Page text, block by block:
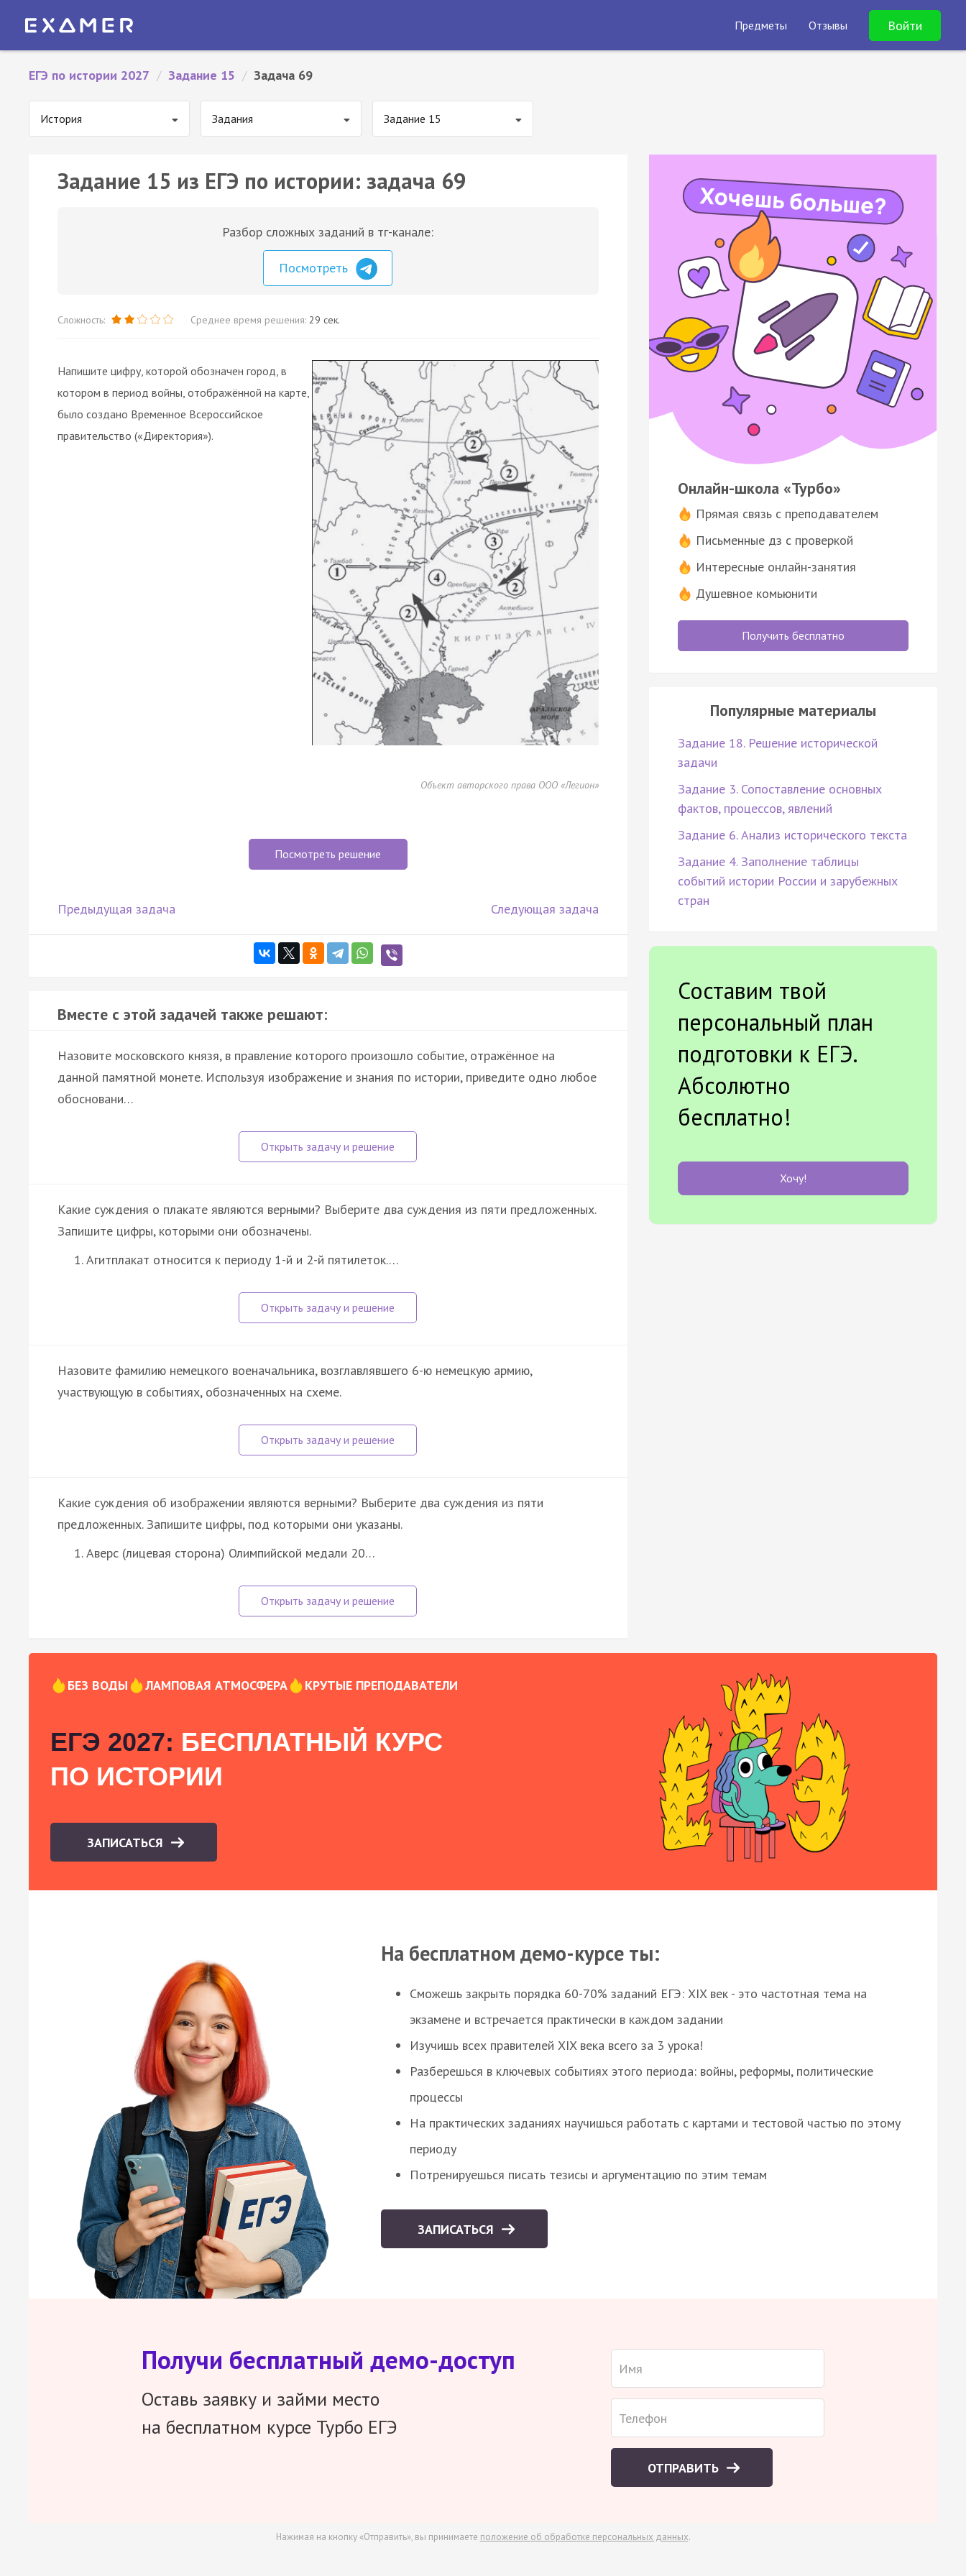
Предметы Отзывы Войти
ЕГЭ по истории 2027 / Задание 15 / Задача 69
История Задания Задание 15
Задание 15 из ЕГЭ по истории: задача 69
Разбор сложных заданий в тг-канале:
Посмотреть
Сложность: Среднее время решения: 29 сек.
Напишите цифру, которой обозначен город, в
котором в период войны, отображённой на карте,
было создано Временное Всероссийское
правительство («Директория»).
Объект авторского права ООО «Легион»
Посмотреть решение
Предыдущая задача Следующая задача
Вместе с этой задачей также решают:
Назовите московского князя, в правление которого произошло событие, отражённое на
данной памятной монете. Используя изображение и знания по истории, приведите одно любое
обосновани…
Какие суждения о плакате являются верными? Выберите два суждения из пяти предложенных.
Запишите цифры, которыми они обозначены.
Агитплакат относится к периоду 1-й и 2-й пятилеток.…
Назовите фамилию немецкого военачальника, возглавлявшего 6-ю немецкую армию,
участвующую в событиях, обозначенных на схеме.
Какие суждения об изображении являются верными? Выберите два суждения из пяти
предложенных. Запишите цифры, под которыми они указаны.
Аверс (лицевая сторона) Олимпийской медали 20…
Онлайн-школа «Турбо»
Прямая связь с преподавателем
Письменные дз с проверкой
Интересные онлайн-занятия
Душевное комьюнити
Получить бесплатно
Популярные материалы
Задание 18. Решение исторической
задачи
Задание 3. Сопоставление основных
фактов, процессов, явлений
Задание 6. Анализ исторического текста
Задание 4. Заполнение таблицы
событий истории России и зарубежных
стран
Составим твой
персональный план
подготовки к ЕГЭ.
Абсолютно
бесплатно!
Хочу!
БЕЗ ВОДЫ ЛАМПОВАЯ АТМОСФЕРА КРУТЫЕ ПРЕПОДАВАТЕЛИ
ЕГЭ 2027: БЕСПЛАТНЫЙ КУРС
ПО ИСТОРИИ
ЗАПИСАТЬСЯ
На бесплатном демо-курсе ты:
Сможешь закрыть порядка 60-70% заданий ЕГЭ: XIX век - это частотная тема на
экзамене и встречается практически в каждом задании
Изучишь всех правителей XIX века всего за 3 урока!
Разберешься в ключевых событиях этого периода: войны, реформы, политические
процессы
На практических заданиях научишься работать с картами и тестовой частью по этому
периоду
Потренируешься писать тезисы и аргументацию по этим темам
ЗАПИСАТЬСЯ
Получи бесплатный демо-доступ
Оставь заявку и займи место
на бесплатном курсе Турбо ЕГЭ
ОТПРАВИТЬ
Нажимая на кнопку «Отправить», вы принимаете положение об обработке персональных данных.